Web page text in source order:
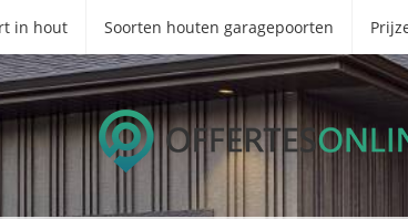
in hout Soorten houten garagepoorten